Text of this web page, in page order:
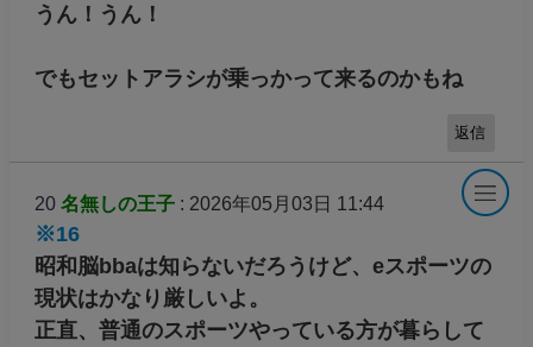
うん！うん！
でもセットアラシが乗っかって来るのかもね
返信
20 名無しの王子: 2026年05月03日 11:44
※16
昭和脳bbaは知らないだろうけど、eスポーツの
現状はかなり厳しいよ。
正直、普通のスポーツやっている方が暮らして